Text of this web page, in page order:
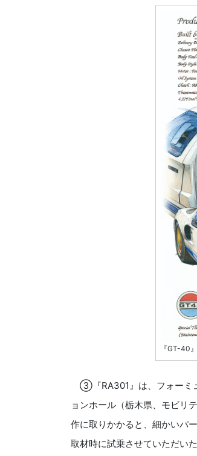
『GT-40』
③『RA301』は、フォーミ
ョンホール（栃木県、モビリ
作に取りかかると、細かいパ
取材時に試乗させていただい